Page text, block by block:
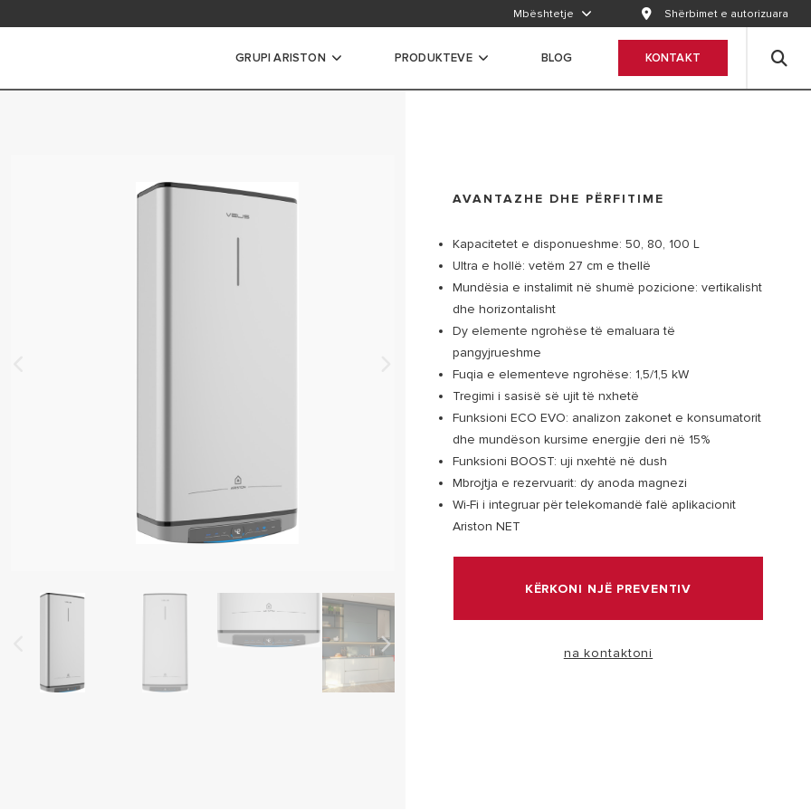
Mbështetje Shërbimet e autorizuara
GRUPI ARISTON
VIZITË
PRODUKTEVE
HIBRID
E UJËNGROHËS
BLOG KONTAKT
AVANTAZHE DHE PËRFITIME
Kapacitetet e disponueshme: 50, 80, 100 L
Ultra e hollë: vetëm 27 cm e thellë
Mundësia e instalimit në shumë pozicione: vertikalisht
dhe horizontalisht
Dy elemente ngrohëse të emaluara të
pangyjrueshme
Fuqia e elementeve ngrohëse: 1,5/1,5 kW
Tregimi i sasisë së ujit të nxhetë
Funksioni ECO EVO: analizon zakonet e konsumatorit
dhe mundëson kursime energjie deri në 15%
Funksioni BOOST: uji nxehtë në dush
Mbrojtja e rezervuarit: dy anoda magnezi
Wi-Fi i integruar për telekomandë falë aplikacionit
Ariston NET
KËRKONI NJË PREVENTIV
na kontaktoni